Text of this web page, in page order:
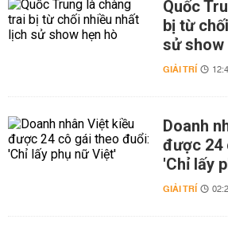
Quốc
bị từ
sử show
GIẢI TRÍ
Doanh
được 24
'Chỉ lấy
GIẢI TRÍ